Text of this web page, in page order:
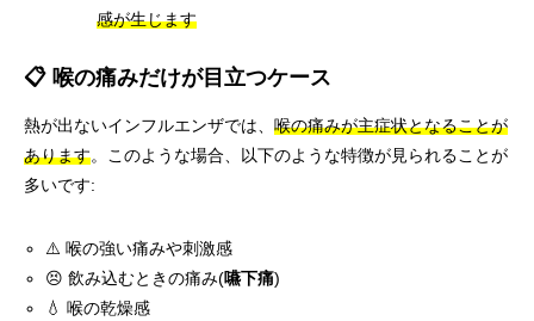
感が生じます
📋 喉の痛みだけが目立つケース
熱が出ないインフルエンザでは、 喉の痛みが主症状となることが
あります。このような場合、以下のような特徴が見られることが
多いです:
⚠️ 喉の強い痛みや刺激感
😣 飲み込むときの痛み(嚥下痛)
💧 喉の乾燥感